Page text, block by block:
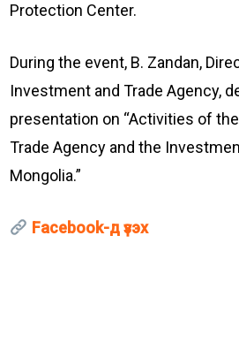
Protection Center.
During the event, B. Zandan,
Investment and Trade Agency,
presentation on “Activities of
Trade Agency and the
Mongolia.”
Facebook-д үзэх